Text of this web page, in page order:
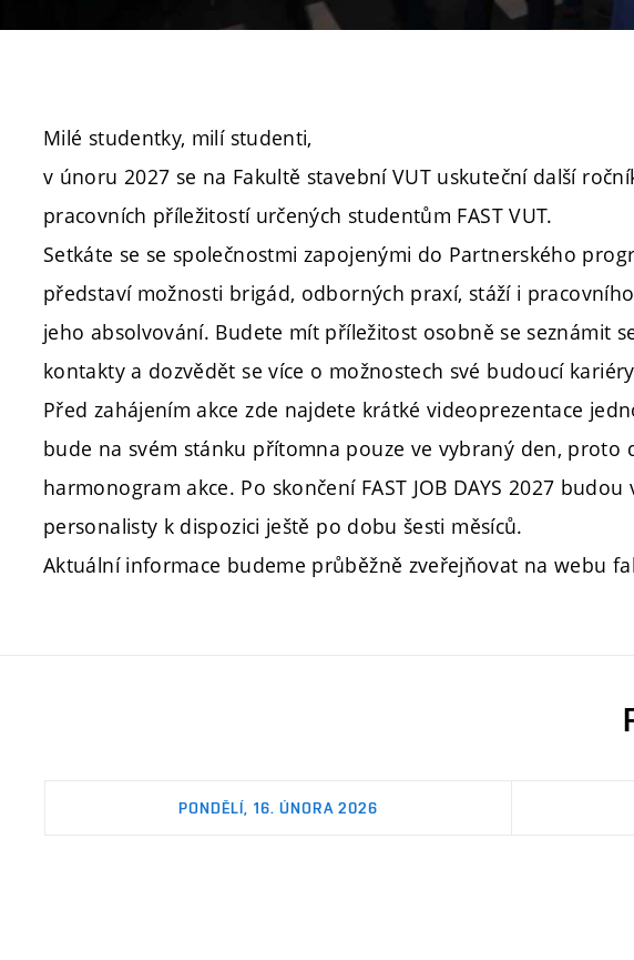
Milé studentky, milí studenti,
v únoru 2027 se na Fakultě stavební VUT uskuteční další ročník
pracovních příležitostí určených studentům FAST VUT.
Setkáte se se společnostmi zapojenými do Partnerského
představí možnosti brigád, odborných praxí, stáží i
jeho absolvování. Budete mít příležitost osobně se seznámit
kontakty a dozvědět se více o možnostech své budoucí
Před zahájením akce zde najdete krátké videoprezentace
bude na svém stánku přítomna pouze ve vybraný den, proto
harmonogram akce. Po skončení FAST JOB DAYS 2027
personalisty k dispozici ještě po dobu šesti měsíců.
Aktuální informace budeme průběžně zveřejňovat na webu
PONDĚLÍ, 16. ÚNORA 2026